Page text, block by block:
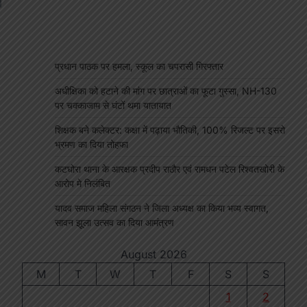
प्रधान पाठक पर हमला, स्कूल का चपरासी गिरफ्तार
अधीक्षिका को हटाने की मांग पर छात्राओं का फूटा गुस्सा, NH-130
पर चक्काजाम से घंटों थमा यातायात
शिक्षक बने कलेक्टर: कक्षा में पढ़ाया भौतिकी, 100% रिजल्ट पर इसरो
भ्रमण का दिया तोहफा
कटघोरा थाना के आरक्षक प्रदीप राठौर एवं रामधन पटेल रिश्वतखोरी के
आरोप मे निलंबित
यादव समाज महिला संगठन ने जिला अध्यक्ष का किया भव्य स्वागत,
सावन झूला उत्सव का दिया आमंत्रण
August 2026
M
T W T F S
S
1
2